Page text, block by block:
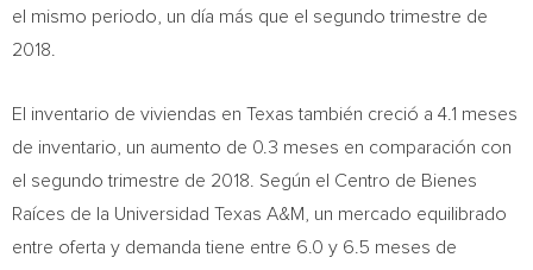
el mismo periodo, un día más que el segundo trimestre de
2018.
El inventario de viviendas en Texas también creció a 4.1 meses
de inventario, un aumento de 0.3 meses en comparación con
el segundo trimestre de 2018. Según el Centro de Bienes
Raíces de la Universidad Texas A&M, un mercado equilibrado
entre oferta y demanda tiene entre 6.0 y 6.5 meses de